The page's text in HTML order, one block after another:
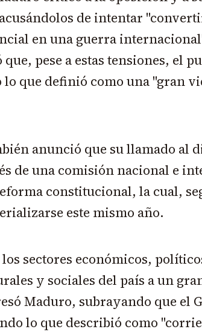
de intentar
en una guerra
pese a estas tensiones, el
lo que definió como una "gran
anunció que su llamado al
de una comisión nacional e
constitucional, la cual,
este mismo año.
sectores económicos,
y sociales del país a un
Maduro, subrayando que el
lo que describió como